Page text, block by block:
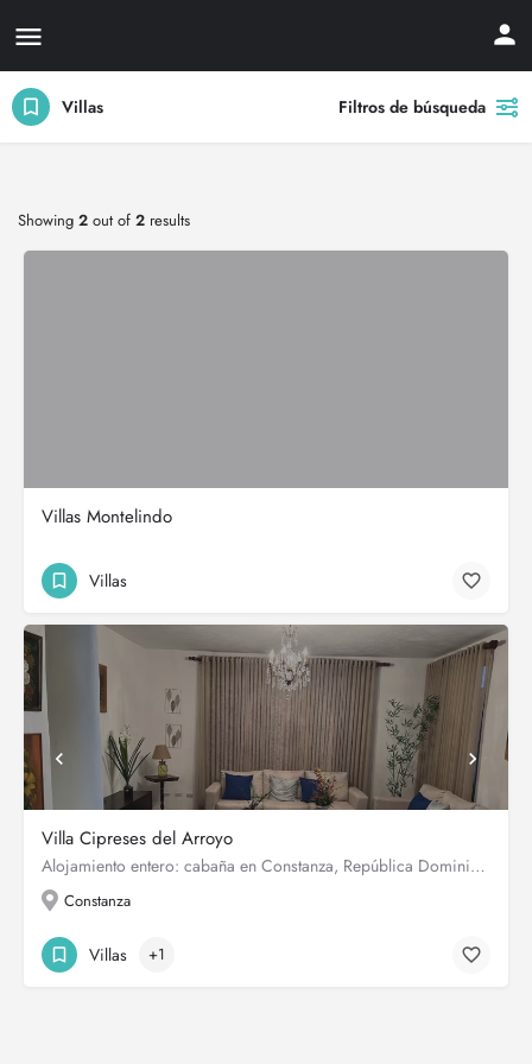
Villas Filtros de búsqueda
Showing 2 out of 2 results
Villas Montelindo
Villas
Villa Cipreses del Arroyo
Alojamiento entero: cabaña en Constanza, República Dominicana 11 huéspedes · 3 habitaciones · 6 camas · 3…
Constanza
Villas +1